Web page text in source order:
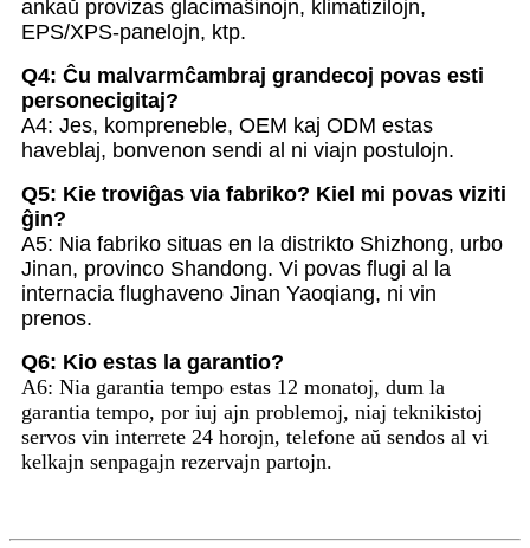
ankaŭ provizas glacimaŝinojn, klimatizilojn,
EPS/XPS-panelojn, ktp.
Q4: Ĉu malvarmĉambraj grandecoj povas esti
personecigitaj?
A4: Jes, kompreneble, OEM kaj ODM estas
haveblaj, bonvenon sendi al ni viajn postulojn.
Q5: Kie troviĝas via fabriko? Kiel mi povas viziti
ĝin?
A5: Nia fabriko situas en la distrikto Shizhong, urbo
Jinan, provinco Shandong. Vi povas flugi al la
internacia flughaveno Jinan Yaoqiang, ni vin
prenos.
Q6: Kio estas la garantio?
A6: Nia garantia tempo estas 12 monatoj, dum la
garantia tempo, por iuj ajn problemoj, niaj teknikistoj
servos vin interrete 24 horojn, telefone aŭ sendos al vi
kelkajn senpagajn rezervajn partojn.